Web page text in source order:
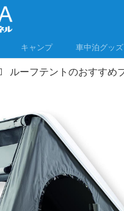
キャンプ 車中泊グッズ